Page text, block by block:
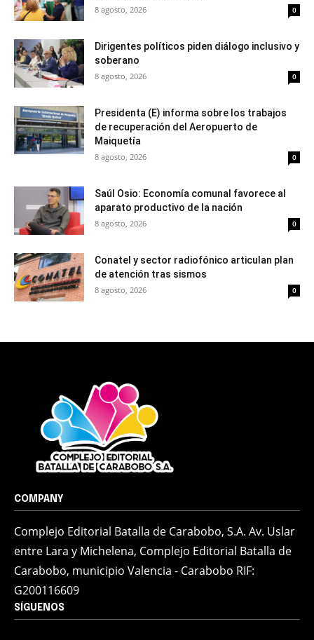
8 agosto, 2026 0
Dirigentes políticos piden diálogo inclusivo y
soberano
8 agosto, 2026 0
Presidenta (E) informa sobre los trabajos
de recuperación del Aeropuerto de
Maiquetía
8 agosto, 2026 0
Saúl Osio: Economía comunal favorece al
aparato productivo de la nación
8 agosto, 2026 0
Conatel y sector radiofónico articulan plan
de atención tras sismos
8 agosto, 2026 0
COMPANY
Complejo Editorial Batalla de Carabobo, S.A. Av. Uslar
entre Lara y Michelena, Complejo Editorial Batalla de
Carabobo, municipio Valencia - Carabobo RIF:
G200116609
SÍGUENOS